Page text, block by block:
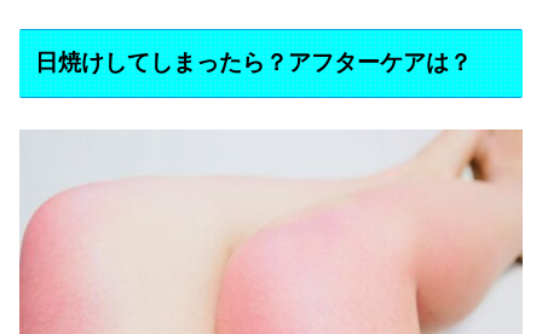
日焼けしてしまったら？アフターケアは？